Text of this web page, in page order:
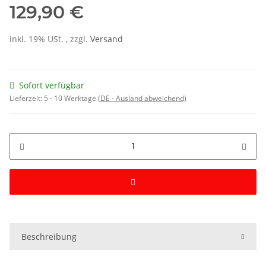
129,90 €
inkl. 19% USt. , zzgl. Versand
Sofort verfügbar
Lieferzeit: 5 - 10 Werktage (DE - Ausland abweichend)
Beschreibung